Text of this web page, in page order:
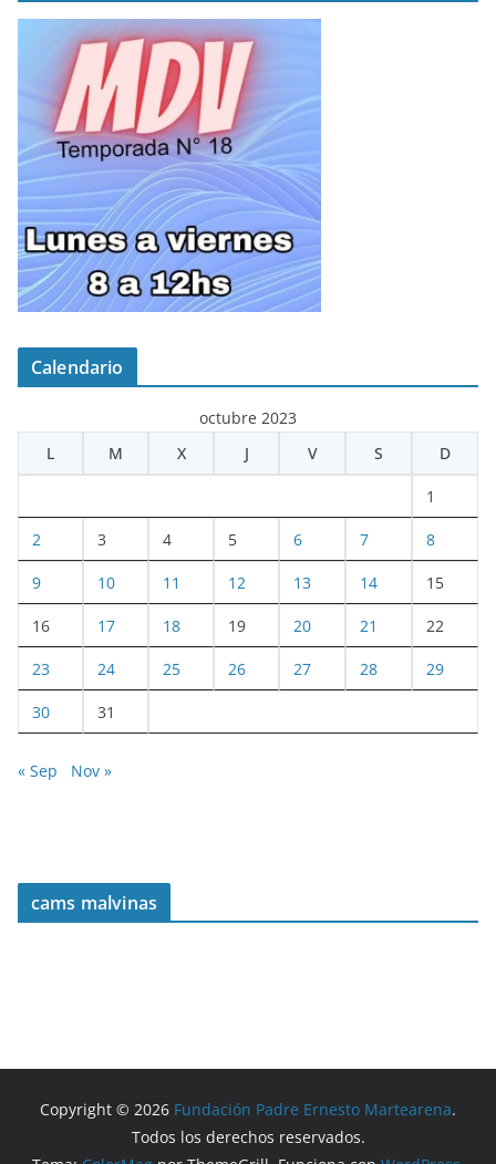
Calendario
octubre 2023
L
M X J V S D
1
2 3 4 5 6 7 8
9 10 11 12 13 14 15
16 17 18 19 20 21 22
23 24 25 26 27 28 29
30 31
« Sep Nov »
cams malvinas
Copyright © 2026 Fundación Padre Ernesto Martearena.
Todos los derechos reservados.